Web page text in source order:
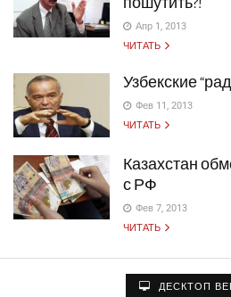
пошутить?!
Апр 1, 2013
ЧИТАТЬ
Узбекские
Фев 11, 2013
ЧИТАТЬ
Казахстан
с РФ
Фев 7, 2013
ЧИТАТЬ
ДЕСКТОП